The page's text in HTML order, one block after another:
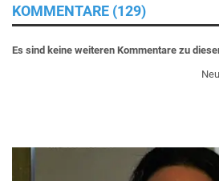
KOMMENTARE (129)
Es sind keine weiteren Kommentare zu